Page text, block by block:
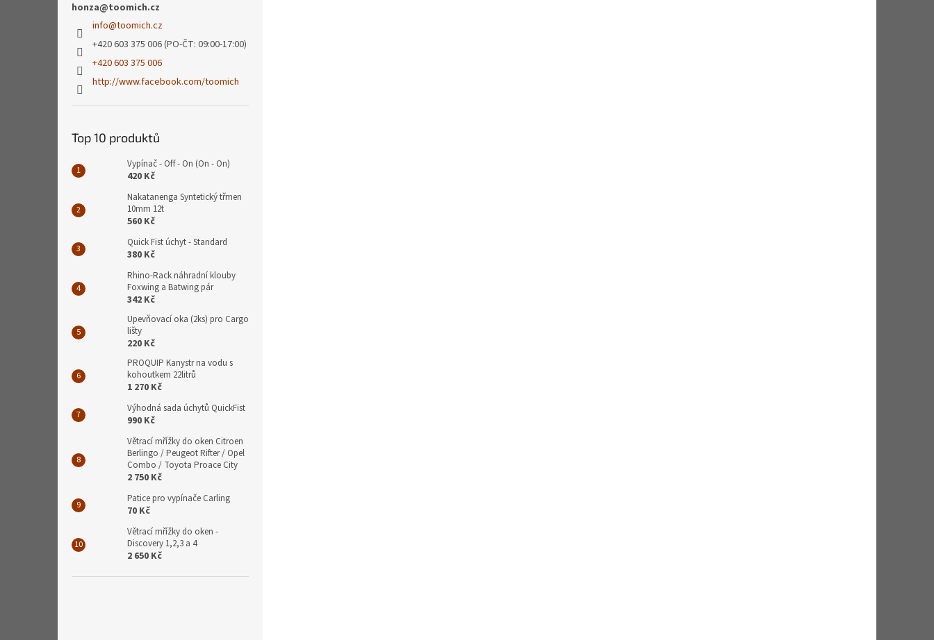
honza@toomich.cz
info@toomich.cz
+420 603 375 006 (PO-ČT: 09:00-17:00)
+420 603 375 006
http://www.facebook.com/toomich
Top 10 produktů
Vypínač - Off - On (On - On)
420 Kč
Nakatanenga Syntetický třmen
10mm 12t
560 Kč
Quick Fist úchyt - Standard
380 Kč
Rhino-Rack náhradní klouby
Foxwing a Batwing pár
342 Kč
Upevňovací oka (2ks) pro Cargo
lišty
220 Kč
PROQUIP Kanystr na vodu s
kohoutkem 22litrů
1 270 Kč
Výhodná sada úchytů QuickFist
990 Kč
Větrací mřížky do oken Citroen
Berlingo / Peugeot Rifter / Opel
Combo / Toyota Proace City
2 750 Kč
Patice pro vypínače Carling
70 Kč
Větrací mřížky do oken -
Discovery 1,2,3 a 4
2 650 Kč